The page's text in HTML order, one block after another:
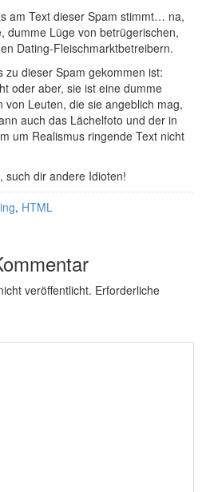
am Text dieser Spam stimmt… na,
dumme Lüge von betrügerischen,
Dating-Fleischmarktbetreibern.
zu dieser Spam gekommen ist:
oder aber, sie ist eine dumme
von Leuten, die sie angeblich mag,
auch das Lächelfoto und der in
um Realismus ringende Text nicht
such dir andere Idioten!
, HTML
veröffentlicht. Erforderliche